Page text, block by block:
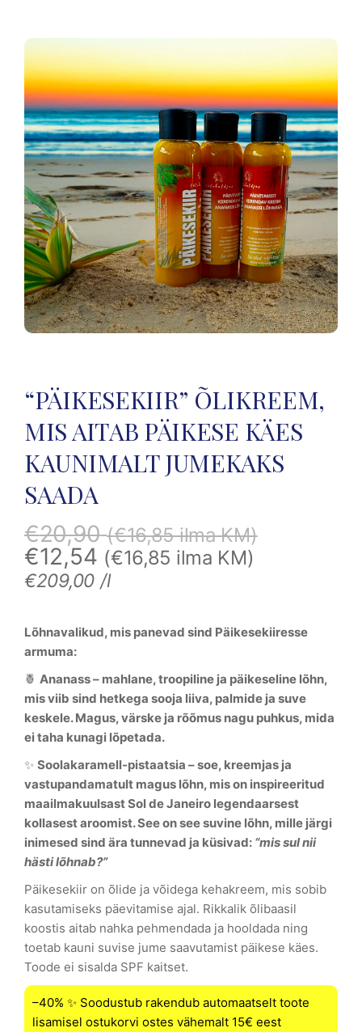
“PÄIKESEKIIR” ÕLIKREEM,
MIS AITAB PÄIKESE KÄES
KAUNIMALT JUMEKAKS
SAADA
€20,90 (€16,85ilma KM)
€12,54 (€16,85 ilma KM)
€209,00 /l
Lõhnavalikud, mis panevad sind Päikesekiiresse
armuma:
🍍 Ananass– mahlane, troopiline ja päikeseline lõhn,
mis viib sind hetkega sooja liiva, palmide ja suve
keskele. Magus, värske ja rõõmus nagu puhkus, mida
ei taha kunagi lõpetada.
✨ Soolakaramell-pistaatsia – soe, kreemjas ja
vastupandamatult magus lõhn, mis on inspireeritud
maailmakuulsastSol de Janeiro legendaarsest
kollasest aroomist. See on see suvine lõhn, mille järgi
inimesed sind ära tunnevad ja küsivad: “mis sul nii
hästi lõhnab?”
Päikesekiir on õlide ja võidega kehakreem, mis sobib
kasutamiseks päevitamise ajal. Rikkalik õlibaasil
koostis aitab nahka pehmendada ja hooldada ning
toetab kauni suvise jume saavutamist päikese käes.
Toode ei sisalda SPF kaitset.
–40% ✨ Soodustub rakendub automaatselt toote
lisamisel ostukorvi ostes vähemalt 15€ eest